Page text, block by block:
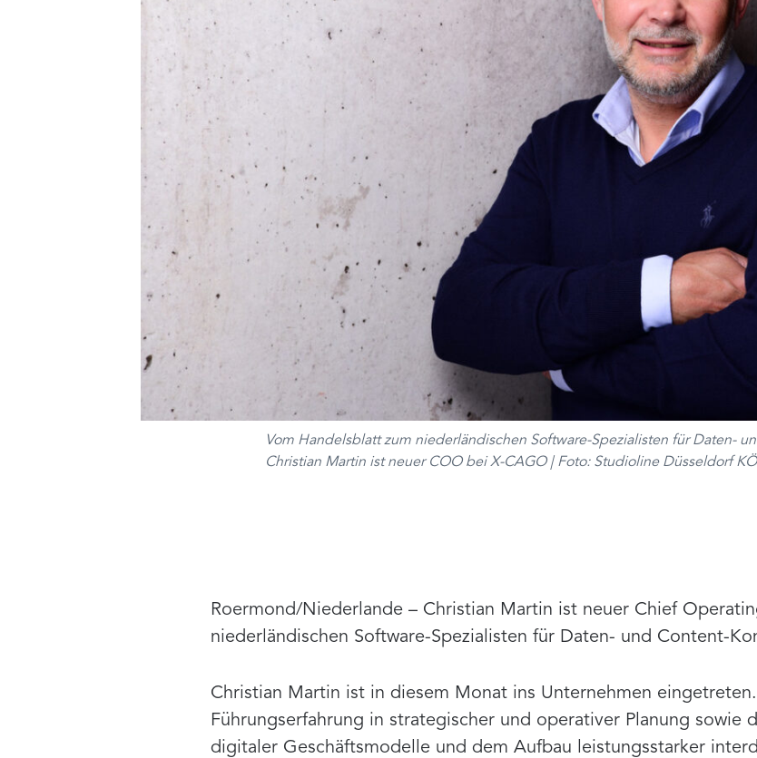
Vom Handelsblatt zum niederländischen Software-Spezialisten für Daten-
Christian Martin ist neuer COO bei X-CAGO | Foto: Studioline Düsseldorf
Roermond/Niederlande – Christian Martin ist neuer Chief
niederländischen Software-Spezialisten für Daten- und Content-
Christian Martin ist in diesem Monat ins Unternehmen
Führungserfahrung in strategischer und operativer Planung sowie
digitaler Geschäftsmodelle und dem Aufbau leistungsstarker